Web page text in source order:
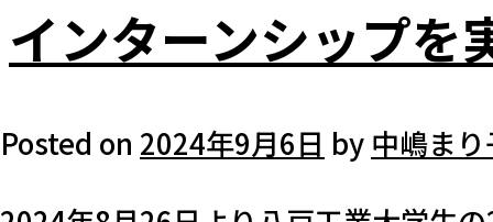
インターンシップを
Posted on 2024年9月6日 by 中嶋ま